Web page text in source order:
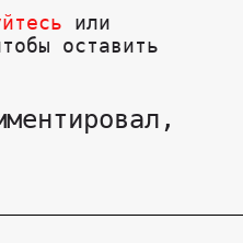
или
оставить